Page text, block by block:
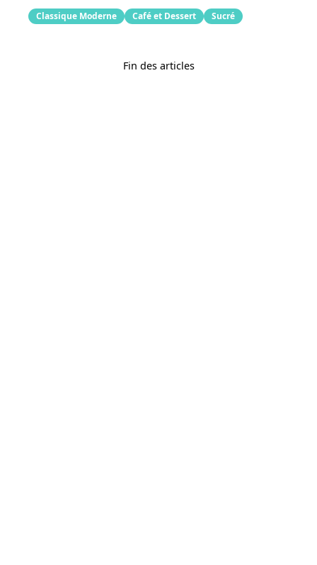
Classique Moderne Café et Dessert Sucré
Fin des articles